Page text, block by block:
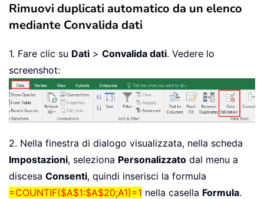
Rimuovi duplicati automatico da un elenco
mediante Convalida dati
1. Fare clic su Dati > Convalida dati. Vedere lo
screenshot:
2. Nella finestra di dialogo visualizzata, nella scheda
Impostazioni, seleziona Personalizzato dal menu a
discesa Consenti, quindi inserisci la formula
=COUNTIF($A$1:$A$20;A1)=1 nella casella Formula.